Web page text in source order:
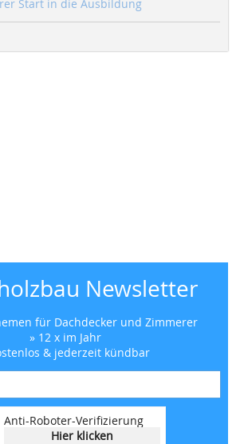
Start in die Ausbildung
Newsletter
für Dachdecker und Zimmerer
» 12 x im Jahr
& jederzeit kündbar
Anti-Roboter-Verifizierung
Hier klicken